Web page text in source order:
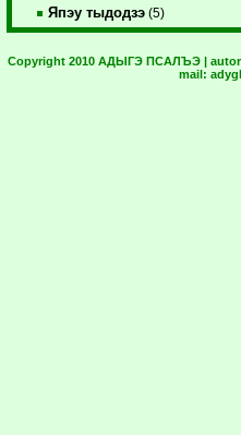
Япэу тыдодзэ (5)
Copyright 2010 АДЫГЭ ПСАЛЪЭ |
mail: